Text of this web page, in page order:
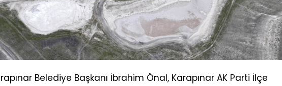
Belediye Başkanı İbrahim Önal, Karapınar AK Parti İlçe